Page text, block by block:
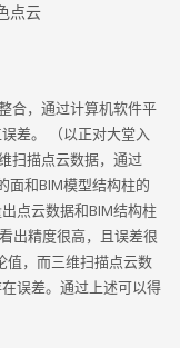
点云
合，通过计算机软件平
差。 （以正对大堂入
扫描点云数据，通过
面和BIM模型结构柱的
点云数据和BIM结构柱
出精度很高，且误差很
值，而三维扫描点云数
误差。通过上述可以得